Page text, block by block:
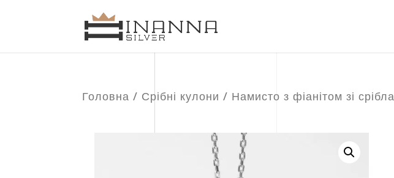
Головна / Срібні кулони / Намисто з фіанітом зі срібла